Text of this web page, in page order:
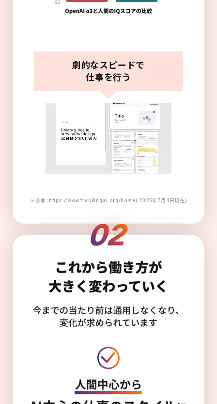
劇的なスピードで
仕事を行う
※参考: https://www.trackingai.org/home( 2025年7月4日現在)